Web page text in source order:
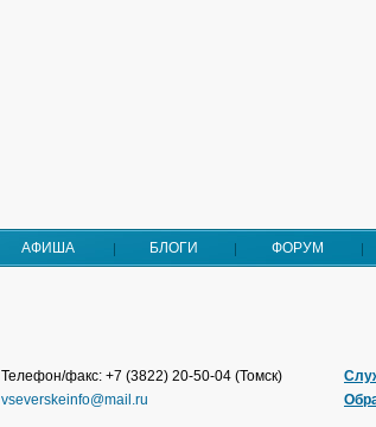
АФИША БЛОГИ ФОРУМ
Телефон/факс: +7 (3822) 20-50-04 (Томск)
vseverskeinfo@mail.ru